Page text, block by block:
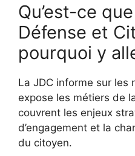
Qu’est-ce
Défense et
pourquoi y
La JDC informe sur les
expose les métiers de
couvrent les enjeux
d’engagement et la
du citoyen.